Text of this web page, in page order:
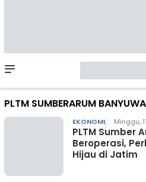
Menu
PLTM SUMBERARUM
EKONOMI, Minggu,
PLTM Sumber
Beroperasi,
Hijau di Jatim